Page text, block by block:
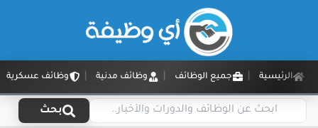
الرئيسية جميع الوظائف وظائف مدنية وظائف عسكرية
بحث